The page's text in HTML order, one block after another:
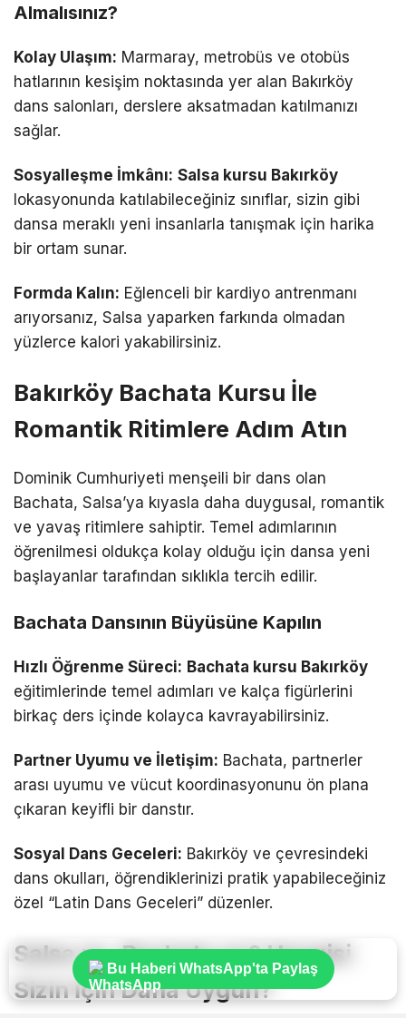
Almalısınız?
Kolay Ulaşım: Marmaray, metrobüs ve otobüs
hatlarının kesişim noktasında yer alan Bakırköy
dans salonları, derslere aksatmadan katılmanızı
sağlar.
Sosyalleşme İmkânı: Salsa kursu Bakırköy
lokasyonunda katılabileceğiniz sınıflar, sizin gibi
dansa meraklı yeni insanlarla tanışmak için harika
bir ortam sunar.
Formda Kalın: Eğlenceli bir kardiyo antrenmanı
arıyorsanız, Salsa yaparken farkında olmadan
yüzlerce kalori yakabilirsiniz.
Bakırköy Bachata Kursu İle
Romantik Ritimlere Adım Atın
Dominik Cumhuriyeti menşeili bir dans olan
Bachata, Salsa’ya kıyasla daha duygusal, romantik
ve yavaş ritimlere sahiptir. Temel adımlarının
öğrenilmesi oldukça kolay olduğu için dansa yeni
başlayanlar tarafından sıklıkla tercih edilir.
Bachata Dansının Büyüsüne Kapılın
Hızlı Öğrenme Süreci: Bachata kursu Bakırköy
eğitimlerinde temel adımları ve kalça figürlerini
birkaç ders içinde kolayca kavrayabilirsiniz.
Partner Uyumu ve İletişim: Bachata, partnerler
arası uyumu ve vücut koordinasyonunu ön plana
çıkaran keyifli bir danstır.
Sosyal Dans Geceleri: Bakırköy ve çevresindeki
dans okulları, öğrendiklerinizi pratik yapabileceğiniz
özel “Latin Dans Geceleri” düzenler.
Salsa mı, Bachata mı? Hangisi
Sizin İçin Daha Uygun?
Bu Haberi WhatsApp'ta Paylaş